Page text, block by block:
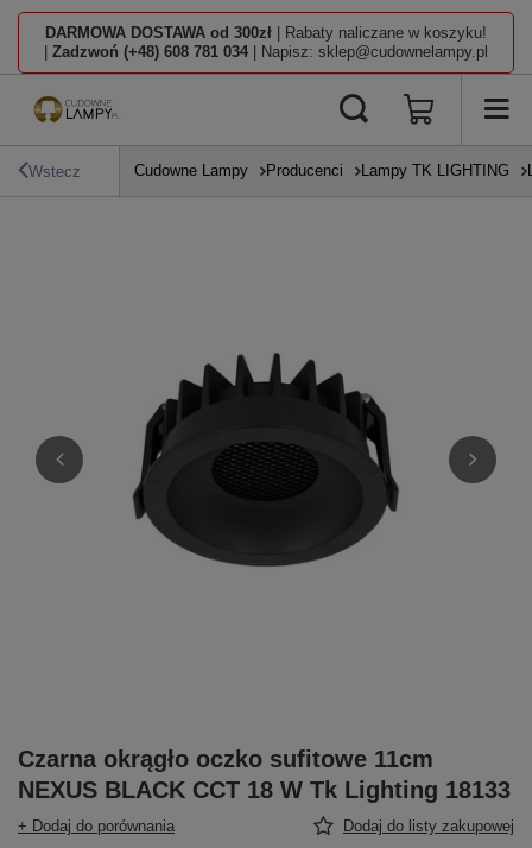
DARMOWA DOSTAWA od 300zł | Rabaty naliczane w koszyku!
Zadzwoń (+48) 608 781 034 | Napisz: sklep@cudownelampy.pl
Wstecz Cudowne Lampy Producenci Lampy TK LIGHTING
Czarna okrągło oczko sufitowe 11cm
NEXUS BLACK CCT 18 W Tk Lighting 18133
+ Dodaj do porównania Dodaj do listy zakupowej